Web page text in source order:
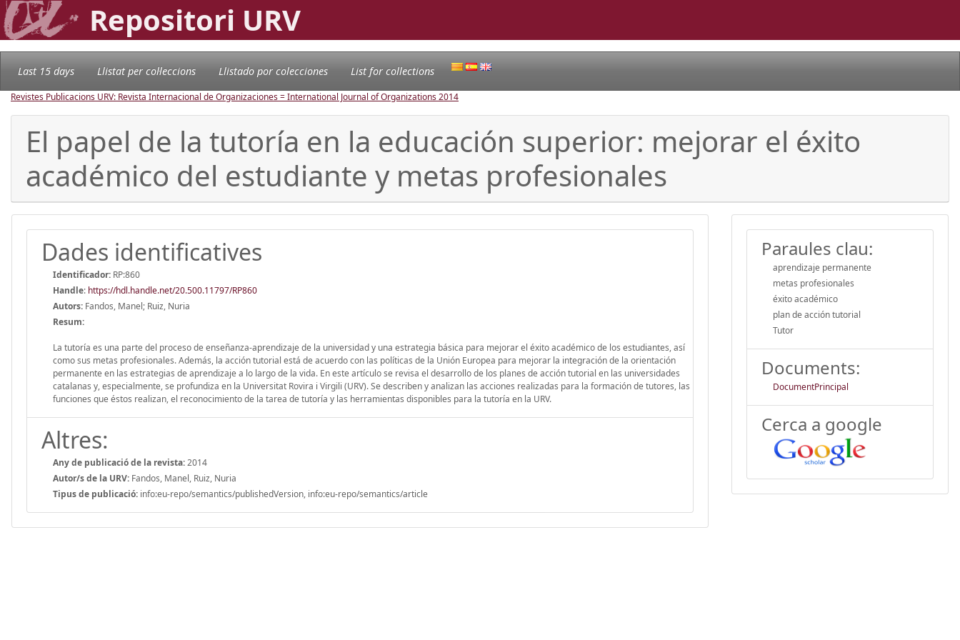
Repositori URV
Last 15 days Llistat per col·leccions Llistado por colecciones List for collections
Revistes Publicacions URV: Revista Internacional de Organizaciones = International Journal of Organizations2014
El papel de la tutoría en la educación superior: mejorar el éxito
académico del estudiante y metas profesionales
Dades identificatives
Identificador: RP:860
Handle: https://hdl.handle.net/20.500.11797/RP860
Autors: Fandos, Manel; Ruiz, Nuria
Resum:
La tutoría es una parte del proceso de enseñanza-aprendizaje de la universidad y una estrategia básica para mejorar el éxito académico de los estudiantes, así
como sus metas profesionales. Además, la acción tutorial está de acuerdo con las políticas de la Unión Europea para mejorar la integración de la orientación
permanente en las estrategias de aprendizaje a lo largo de la vida. En este artículo se revisa el desarrollo de los planes de acción tutorial en las universidades
catalanas y, especialmente, se profundiza en la Universitat Rovira i Virgili (URV). Se describen y analizan las acciones realizadas para la formación de tutores, las
funciones que éstos realizan, el reconocimiento de la tarea de tutoría y las herramientas disponibles para la tutoría en la URV.
Altres:
Any de publicació de la revista:2014
Autor/s de la URV: Fandos, Manel, Ruiz, Nuria
Tipus de publicació: info:eu-repo/semantics/publishedVersion, info:eu-repo/semantics/article
Paraules clau:
aprendizaje permanente
metas profesionales
éxito académico
plan de acción tutorial
Tutor
Documents:
DocumentPrincipal
Cerca a google